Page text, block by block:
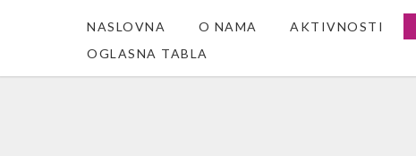
NASLOVNA O NAMA AKTIVNOSTI
OGLASNA TABLA